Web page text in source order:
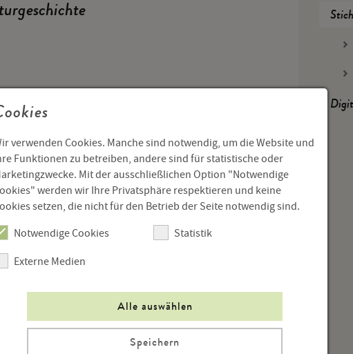
, Film- und Fernsehwissenschaften in Frankfurt am Main
gest. 19.3.2009 in Linz.
Essays und Gedichte und ist eine
Autorin des 20. Jh.s
verwenden Cookies. Manche sind notwendig, um die Website und
Funktionen zu betreiben, andere sind für statistische oder
Mit der ausschließlichen Option "Notwendige
werden wir Ihre Privatsphäre respektieren und keine
setzen, die nicht für den Betrieb der Seite notwendig sind.
Notwendige Cookies
Statistik
Externe Medien
Alle auswählen
Speichern